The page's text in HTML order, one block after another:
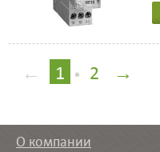
← 1 • 2 →
О компании